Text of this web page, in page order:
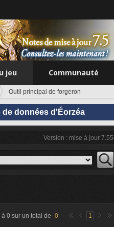
jeu Communauté
Outil principal de forgeron
de données d'Éorzéa
Version : mise à jour 7.55
à 0 sur un total de 0 1